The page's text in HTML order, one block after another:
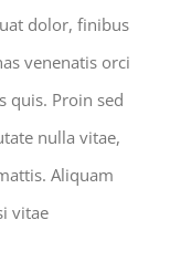
dolor, finibus
venenatis orci
quis. Proin sed
nulla vitae,
Aliquam
vitae